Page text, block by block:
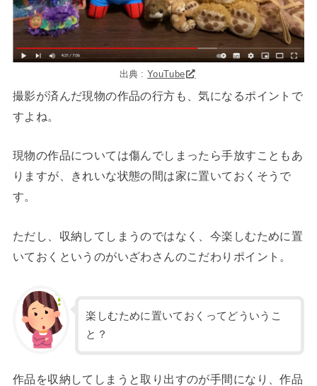
出典 :YouTube
撮影が済んだ現物の作品の行方も、気になるポイントで
すよね。
現物の作品については傷んでしまったら手放すこともあ
りますが、きれいな状態の間は家に置いておくそうで
す。
ただし、収納してしまうのではなく、今楽しむために置
いておくというのがいざわさんのこだわりポイント。
楽しむために置いておくってどういうこ
と？
作品を収納してしまうと取り出すのが手間になり、作品